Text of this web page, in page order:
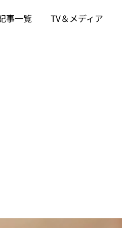
事一覧 TV＆メディア